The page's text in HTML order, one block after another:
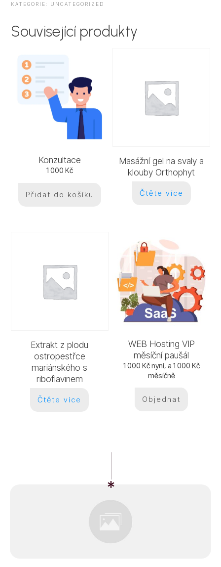
KATEGORIE: UNCATEGORIZED
Související produkty
Konzultace
1 000 Kč
Přidat do košíku
Masážní gel na svaly a
klouby Orthophyt
Čtěte více
Extrakt z plodu
ostropestřce
mariánského s
riboflavinem
Čtěte více
WEB Hosting VIP
měsíční paušál
1 000 Kčnyní, a 1 000 Kč
měsíčně
Objednat